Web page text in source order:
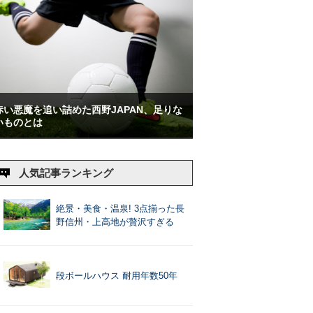
い悪魔を追い詰めた西野JAPAN、足りな
ものとは
人気記事ランキング
絶景・美食・温泉! 3点揃った長
野信州・上高地が贅沢すぎる
段ボールハウス 耐用年数50年